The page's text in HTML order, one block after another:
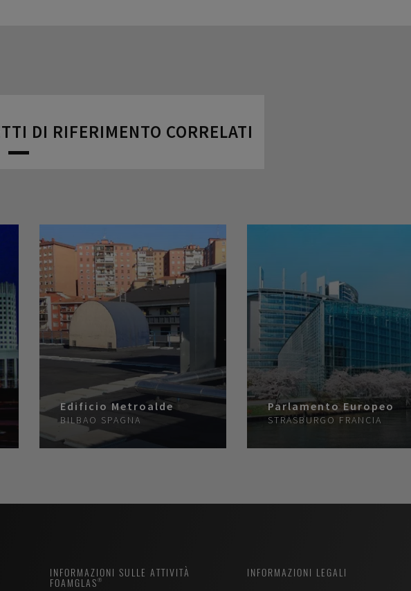
DI RIFERIMENTO CORRELATI
Edificio Metroalde
BILBAO SPAGNA
Parlamento Europeo
STRASBURGO FRANCIA
INFORMAZIONI SULLE ATTIVITÀ
FOAMGLAS®
INFORMAZIONI LEGALI